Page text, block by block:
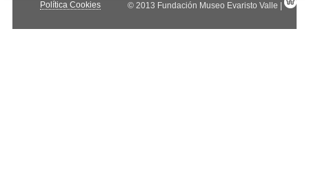
Política Cookies © 2013 Fundación Museo Evaristo Valle |